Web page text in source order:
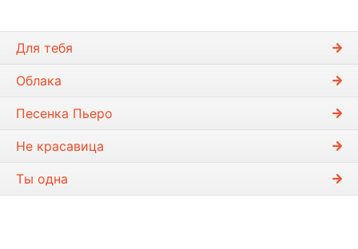
Для тебя
Облака
Песенка Пьеро
Не красавица
Ты одна